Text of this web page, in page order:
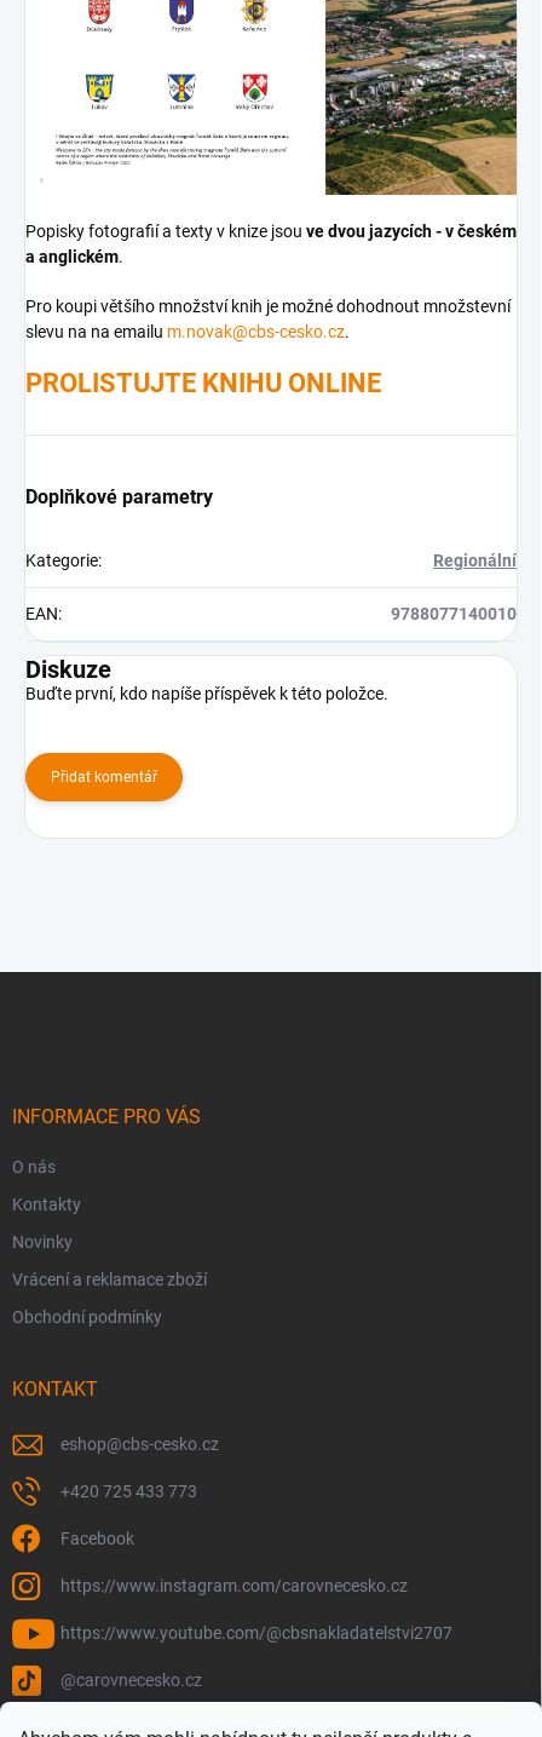
Popisky fotografií a texty v knize jsou ve dvou jazycích - v českém
a anglickém.
Pro koupi většího množství knih je možné dohodnout množstevní
slevu na na emailu m.novak@cbs-cesko.cz.
PROLISTUJTE KNIHU ONLINE
Doplňkové parametry
Kategorie: Regionální
EAN: 9788077140010
Diskuze
Buďte první, kdo napíše příspěvek k této položce.
Přidat komentář
INFORMACE PRO VÁS
O nás
Kontakty
Novinky
Vrácení a reklamace zboží
Obchodní podmínky
KONTAKT
eshop@cbs-cesko.cz
+420 725 433 773
Facebook
https://www.instagram.com/carovnecesko.cz
https://www.youtube.com/@cbsnakladatelstvi2707
@carovnecesko.cz